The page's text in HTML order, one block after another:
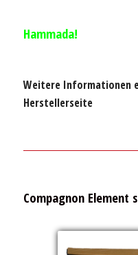
Hammada!
Weitere Informationen
Herstellerseite
Compagnon Element